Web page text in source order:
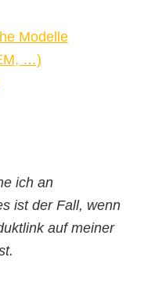
Modelle
…)
ich an
ist der Fall, wenn
auf meiner